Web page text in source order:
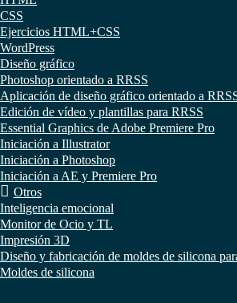
CSS
Ejercicios HTML+CSS
WordPress
Diseño gráfico
Photoshop orientado a RRSS
Aplicación de diseño gráfico orientado a
Edición de vídeo y plantillas para RRSS
Essential Graphics de Adobe Premiere Pro
Iniciación a Illustrator
Iniciación a Photoshop
Iniciación a AE y Premiere Pro
Otros
Inteligencia emocional
Monitor de Ocio y TL
Impresión 3D
Diseño y fabricación de moldes de silicona
Moldes de silicona